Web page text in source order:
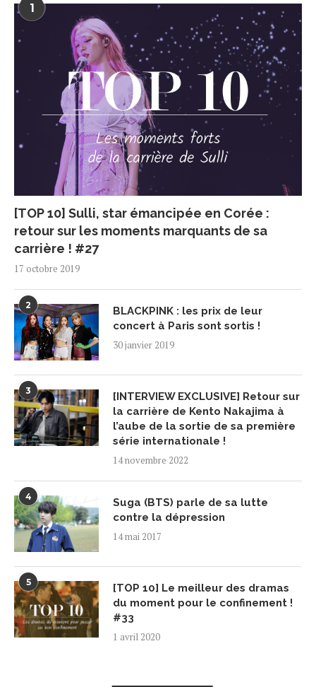
1
[TOP 10] Sulli, star émancipée en Corée :
retour sur les moments marquants de sa
carrière ! #27
17 octobre 2019
2
BLACKPINK : les prix de leur
concert à Paris sont sortis !
30 janvier 2019
3
[INTERVIEW EXCLUSIVE] Retour sur
la carrière de Kento Nakajima à
l’aube de la sortie de sa première
série internationale !
14 novembre 2022
4
Suga (BTS) parle de sa lutte
contre la dépression
14 mai 2017
5
[TOP 10] Le meilleur des dramas
du moment pour le confinement !
#33
1 avril 2020